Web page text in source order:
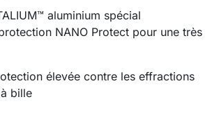
aluminium spécial
NANO Protect pour une très
élevée contre les effractions
bille